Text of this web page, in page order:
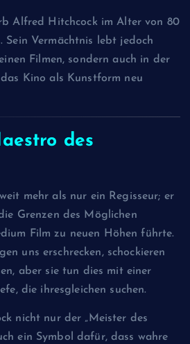
Alfred Hitchcock im Alter von 80
Sein Vermächtnis lebt jedoch
Filmen, sondern auch in der
Kino als Kunstform neu
des
mehr als nur ein Regisseur; er
Grenzen des Möglichen
Film zu neuen Höhen führte.
uns erschrecken, schockieren
aber sie tun dies mit einer
die ihresgleichen suchen.
nicht nur der „Meister des
ein Symbol dafür, dass wahre